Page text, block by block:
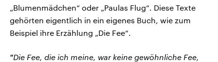
„Blumenmädchen“ oder „Paulas Flug“. Diese Texte
gehörten eigentlich in ein eigenes Buch, wie zum
Beispiel ihre Erzählung „Die Fee“.
"Die Fee, die ich meine, war keine gewöhnliche Fee,